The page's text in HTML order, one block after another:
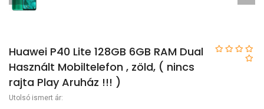
Huawei P40 Lite 128GB 6GB RAM Dual
Használt Mobiltelefon , zöld, ( nincs
rajta Play Aruház !!! )
Utolsó ismert ár: